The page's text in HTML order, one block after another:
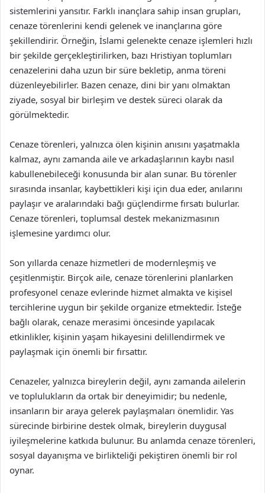
sistemlerini yansıtır. Farklı inançlara sahip insan grupları,
cenaze törenlerini kendi gelenek ve inançlarına göre
şekillendirir. Örneğin, İslami gelenekte cenaze işlemleri hızlı
bir şekilde gerçekleştirilirken, bazı Hristiyan toplumları
cenazelerini daha uzun bir süre bekletip, anma töreni
düzenleyebilirler. Bazen cenaze, dini bir yanı olmaktan
ziyade, sosyal bir birleşim ve destek süreci olarak da
görülmektedir.
Cenaze törenleri, yalnızca ölen kişinin anısını yaşatmakla
kalmaz, aynı zamanda aile ve arkadaşlarının kaybı nasıl
kabullenebileceği konusunda bir alan sunar. Bu törenler
sırasında insanlar, kaybettikleri kişi için dua eder, anılarını
paylaşır ve aralarındaki bağı güçlendirme fırsatı bulurlar.
Cenaze törenleri, toplumsal destek mekanizmasının
işlemesine yardımcı olur.
Son yıllarda cenaze hizmetleri de modernleşmiş ve
çeşitlenmiştir. Birçok aile, cenaze törenlerini planlarken
profesyonel cenaze evlerinde hizmet almakta ve kişisel
tercihlerine uygun bir şekilde organize etmektedir. İsteğe
bağlı olarak, cenaze merasimi öncesinde yapılacak
etkinlikler, kişinin yaşam hikayesini delillendirmek ve
paylaşmak için önemli bir fırsattır.
Cenazeler, yalnızca bireylerin değil, aynı zamanda ailelerin
ve toplulukların da ortak bir deneyimidir; bu nedenle,
insanların bir araya gelerek paylaşmaları önemlidir. Yas
sürecinde birbirine destek olmak, bireylerin duygusal
iyileşmelerine katkıda bulunur. Bu anlamda cenaze törenleri,
sosyal dayanışma ve birlikteliği pekiştiren önemli bir rol
oynar.